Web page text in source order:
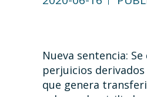
Nueva sentencia:
perjuicios
que genera